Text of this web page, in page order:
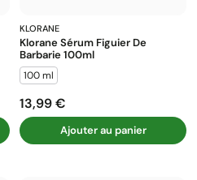
KLORANE
Klorane Sérum Figuier De
Barbarie 100ml
100 ml
Prix
13,99 €
Ajouter au panier